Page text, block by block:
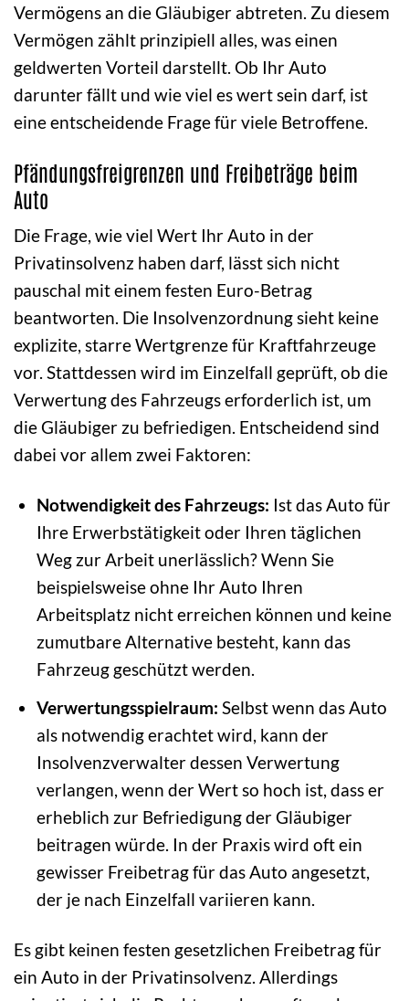
Vermögens an die Gläubiger abtreten. Zu diesem
Vermögen zählt prinzipiell alles, was einen
geldwerten Vorteil darstellt. Ob Ihr Auto
darunter fällt und wie viel es wert sein darf, ist
eine entscheidende Frage für viele Betroffene.
Pfändungsfreigrenzen und Freibeträge beim
Auto
Die Frage, wie viel Wert Ihr Auto in der
Privatinsolvenz haben darf, lässt sich nicht
pauschal mit einem festen Euro-Betrag
beantworten. Die Insolvenzordnung sieht keine
explizite, starre Wertgrenze für Kraftfahrzeuge
vor. Stattdessen wird im Einzelfall geprüft, ob die
Verwertung des Fahrzeugs erforderlich ist, um
die Gläubiger zu befriedigen. Entscheidend sind
dabei vor allem zwei Faktoren:
Notwendigkeit des Fahrzeugs: Ist das Auto für
Ihre Erwerbstätigkeit oder Ihren täglichen
Weg zur Arbeit unerlässlich? Wenn Sie
beispielsweise ohne Ihr Auto Ihren
Arbeitsplatz nicht erreichen können und keine
zumutbare Alternative besteht, kann das
Fahrzeug geschützt werden.
Verwertungsspielraum: Selbst wenn das Auto
als notwendig erachtet wird, kann der
Insolvenzverwalter dessen Verwertung
verlangen, wenn der Wert so hoch ist, dass er
erheblich zur Befriedigung der Gläubiger
beitragen würde. In der Praxis wird oft ein
gewisser Freibetrag für das Auto angesetzt,
der je nach Einzelfall variieren kann.
Es gibt keinen festen gesetzlichen Freibetrag für
ein Auto in der Privatinsolvenz. Allerdings